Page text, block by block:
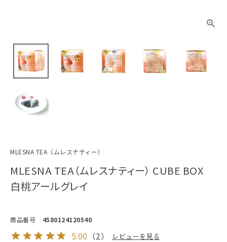
MLESNA TEA（ムレスナティー）
MLESNA TEA（ムレスナティー） CUBE BOX
白桃アールグレイ
商品番号 4580124120540
5.00 （2） レビューを見る